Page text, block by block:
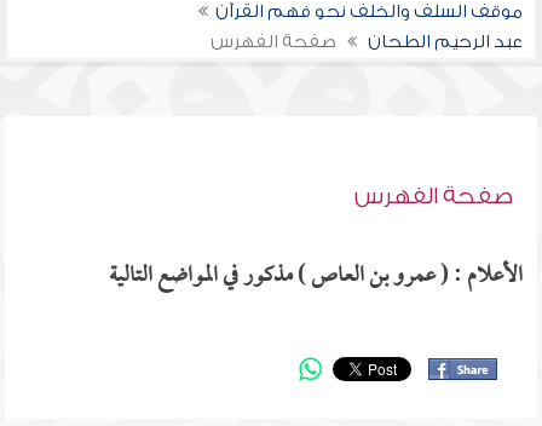
موقف السلف والخلف نحو فهم القرآن
عبد الرحيم الطحان
صفحة الفهرس
صفحة الفهرس
الأعلام : ( عمرو بن العاص ) مذكور في المواضع التالية